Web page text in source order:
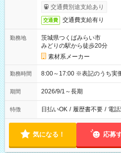
交通費別途支給あり
交通費 交通費支給有り
勤務地
茨城県つくばみらい市
みどりの駅から徒歩20分
素材系メーカー
勤務時間 8:00～17:00 ※表記のう
期間 2026/9/1～長期
特徴 日払いOK / 履歴書不要 / 電
気になる！ 応募